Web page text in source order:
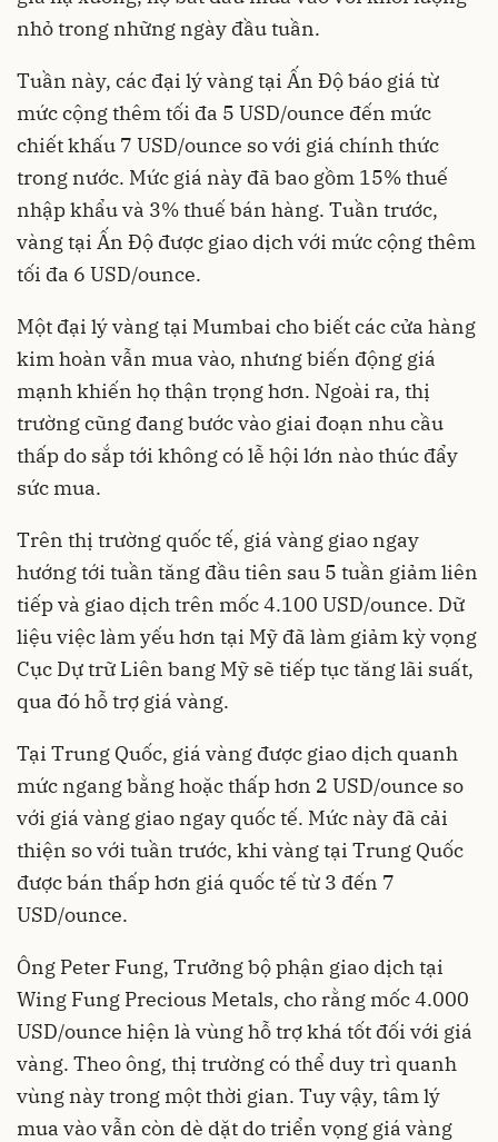
nhỏ trong những ngày đầu tuần.
Tuần này, các đại lý vàng tại Ấn Độ báo giá từ
mức cộng thêm tối đa 5 USD/ounce đến mức
chiết khấu 7 USD/ounce so với giá chính thức
trong nước. Mức giá này đã bao gồm 15% thuế
nhập khẩu và 3% thuế bán hàng. Tuần trước,
vàng tại Ấn Độ được giao dịch với mức cộng thêm
tối đa 6 USD/ounce.
Một đại lý vàng tại Mumbai cho biết các cửa hàng
kim hoàn vẫn mua vào, nhưng biến động giá
mạnh khiến họ thận trọng hơn. Ngoài ra, thị
trường cũng đang bước vào giai đoạn nhu cầu
thấp do sắp tới không có lễ hội lớn nào thúc đẩy
sức mua.
Trên thị trường quốc tế, giá vàng giao ngay
hướng tới tuần tăng đầu tiên sau 5 tuần giảm liên
tiếp và giao dịch trên mốc 4.100 USD/ounce. Dữ
liệu việc làm yếu hơn tại Mỹ đã làm giảm kỳ vọng
Cục Dự trữ Liên bang Mỹ sẽ tiếp tục tăng lãi suất,
qua đó hỗ trợ giá vàng.
Tại Trung Quốc, giá vàng được giao dịch quanh
mức ngang bằng hoặc thấp hơn 2 USD/ounce so
với giá vàng giao ngay quốc tế. Mức này đã cải
thiện so với tuần trước, khi vàng tại Trung Quốc
được bán thấp hơn giá quốc tế từ 3 đến 7
USD/ounce.
Ông Peter Fung, Trưởng bộ phận giao dịch tại
Wing Fung Precious Metals, cho rằng mốc 4.000
USD/ounce hiện là vùng hỗ trợ khá tốt đối với giá
vàng. Theo ông, thị trường có thể duy trì quanh
vùng này trong một thời gian. Tuy vậy, tâm lý
mua vào vẫn còn dè dặt do triển vọng giá vàng